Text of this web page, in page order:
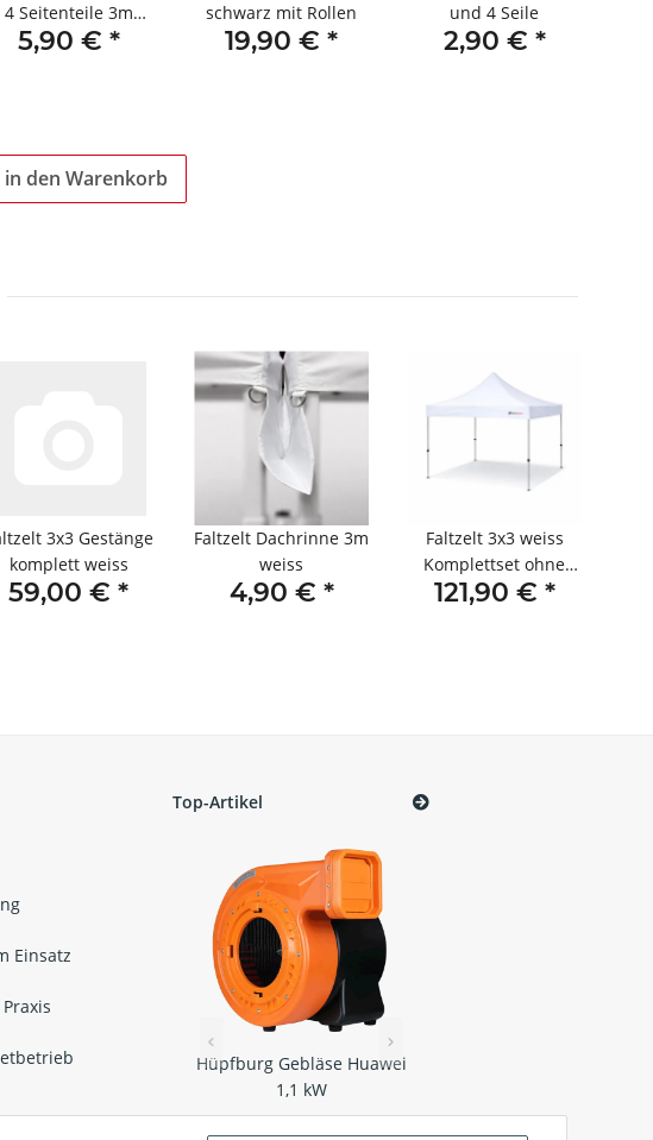
4 Seitenteile 3m
schwarz
5,90 € *
schwarz mit Rollen
19,90 € *
und 4 Seile
2,90 € *
in den Warenkorb
3x3 Gestänge
komplett weiss
59,00 € *
Faltzelt Dachrinne 3m
weiss
4,90 € *
Faltzelt 3x3 weiss
Komplettset ohne
Seitenteile
121,90 € *
Einsatz
Top-Artikel
Case für
Transportbox
€*
Hüpfburg Gebläse Huawei
1,1 kW
149,00 €* 159,00 €